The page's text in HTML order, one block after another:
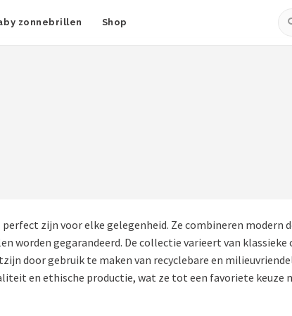
zonnebrillen Shop
zijn voor elke gelegenheid. Ze combineren modern
worden gegarandeerd. De collectie varieert van
door gebruik te maken van recyclebare en
en ethische productie, wat ze tot een favoriete keuze